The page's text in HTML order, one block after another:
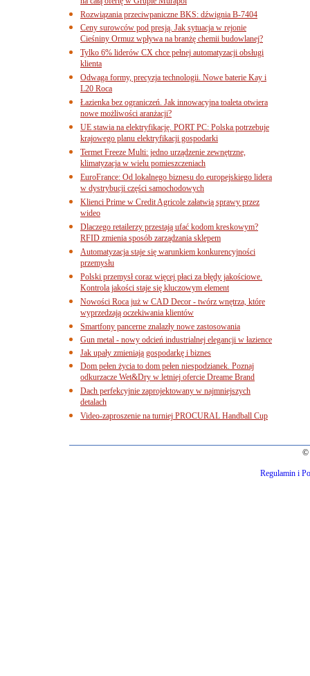
Rozwiązania przeciwpaniczne BKS: dźwignia B-7404
Ceny surowców pod presją. Jak sytuacja w rejonie
Cieśniny Ormuz wpływa na branżę chemii budowlanej?
Tylko 6% liderów CX chce pełnej automatyzacji obsługi
klienta
Odwaga formy, precyzja technologii. Nowe baterie Kay i
L20 Roca
Łazienka bez ograniczeń. Jak innowacyjna toaleta otwiera
nowe możliwości aranżacji?
UE stawia na elektryfikację. PORT PC: Polska potrzebuje
krajowego planu elektryfikacji gospodarki
Termet Freeze Multi: jedno urządzenie zewnętrzne,
klimatyzacja w wielu pomieszczeniach
EuroFrance: Od lokalnego biznesu do europejskiego lidera
w dystrybucji części samochodowych
Klienci Prime w Credit Agricole załatwią sprawy przez
wideo
Dlaczego retailerzy przestają ufać kodom kreskowym?
RFID zmienia sposób zarządzania sklepem
Automatyzacja staje się warunkiem konkurencyjności
przemysłu
Polski przemysł coraz więcej płaci za błędy jakościowe.
Kontrola jakości staje się kluczowym element
Nowości Roca już w CAD Decor - twórz wnętrza, które
wyprzedzają oczekiwania klientów
Smartfony pancerne znalazły nowe zastosowania
Gun metal - nowy odcień industrialnej elegancji w łazience
Jak upały zmieniają gospodarkę i biznes
Dom pełen życia to dom pełen niespodzianek. Poznaj
odkurzacze Wet&Dry w letniej ofercie Dreame Brand
Dach perfekcyjnie zaprojektowany w najmniejszych
detalach
Video-zaproszenie na turniej PROCURAL Handball Cup
©
Regulamin i